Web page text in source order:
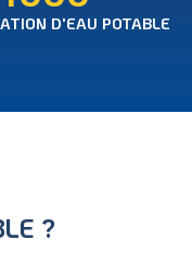
D'EAU POTABLE
?